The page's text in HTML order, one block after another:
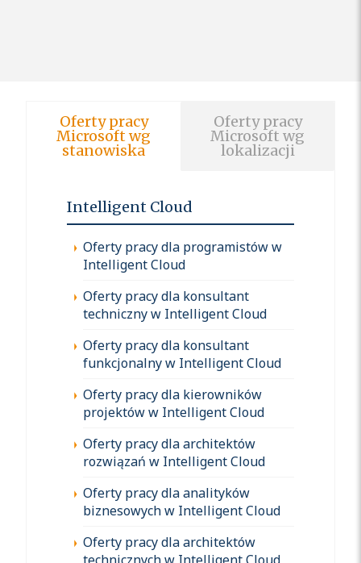
Oferty pracy
Microsoft wg
stanowiska
Oferty pracy
Microsoft wg
lokalizacji
Intelligent Cloud
Oferty pracy dla programistów w
Intelligent Cloud
Oferty pracy dla konsultant
techniczny w Intelligent Cloud
Oferty pracy dla konsultant
funkcjonalny w Intelligent Cloud
Oferty pracy dla kierowników
projektów w Intelligent Cloud
Oferty pracy dla architektów
rozwiązań w Intelligent Cloud
Oferty pracy dla analityków
biznesowych w Intelligent Cloud
Oferty pracy dla architektów